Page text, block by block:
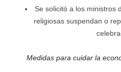
Se solicitó a los ministros
religiosas suspendan o
Medidas para cuidar la